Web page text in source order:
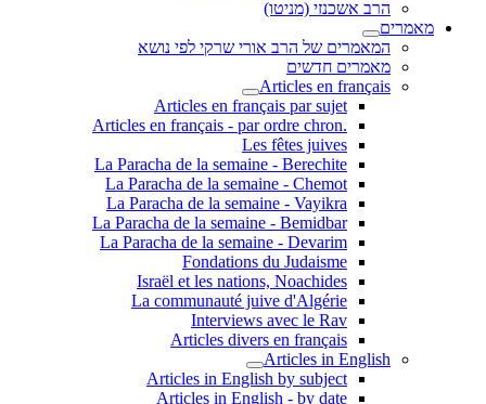
הרב אשכנזי (מניטו)
מאמרים
המאמרים של הרב אורי שרקי לפי נושא
מאמרים חדשים
Articles en français
Articles en français par sujet
.Articles en français - par ordre chron
Les fêtes juives
La Paracha de la semaine - Berechite
La Paracha de la semaine - Chemot
La Paracha de la semaine - Vayikra
La Paracha de la semaine - Bemidbar
La Paracha de la semaine - Devarim
Fondations du Judaisme
Israël et les nations, Noachides
La communauté juive d'Algérie
Interviews avec le Rav
Articles divers en français
Articles in English
Articles in English by subject
Articles in English - by date